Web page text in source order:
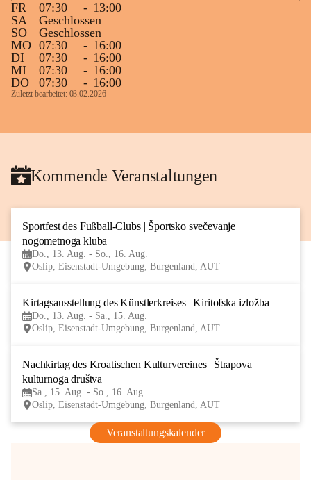
FR
07:30 - 13:00
SA
Geschlossen
SO
Geschlossen
MO 07:30 - 16:00
DI
07:30 - 16:00
MI
07:30 - 16:00
DO
07:30 - 16:00
Zuletzt bearbeitet: 03.02.2026
Kommende Veranstaltungen
Sportfest des Fußball-Clubs | Športsko svečevanje
nogometnoga kluba
Do., 13. Aug. - So., 16. Aug.
Oslip, Eisenstadt-Umgebung, Burgenland, AUT
Kirtagsausstellung des Künstlerkreises | Kiritofska izložba
Do., 13. Aug. - Sa., 15. Aug.
Oslip, Eisenstadt-Umgebung, Burgenland, AUT
Nachkirtag des Kroatischen Kulturvereines | Štrapova
kulturnoga društva
Sa., 15. Aug. - So., 16. Aug.
Oslip, Eisenstadt-Umgebung, Burgenland, AUT
Veranstaltungskalender